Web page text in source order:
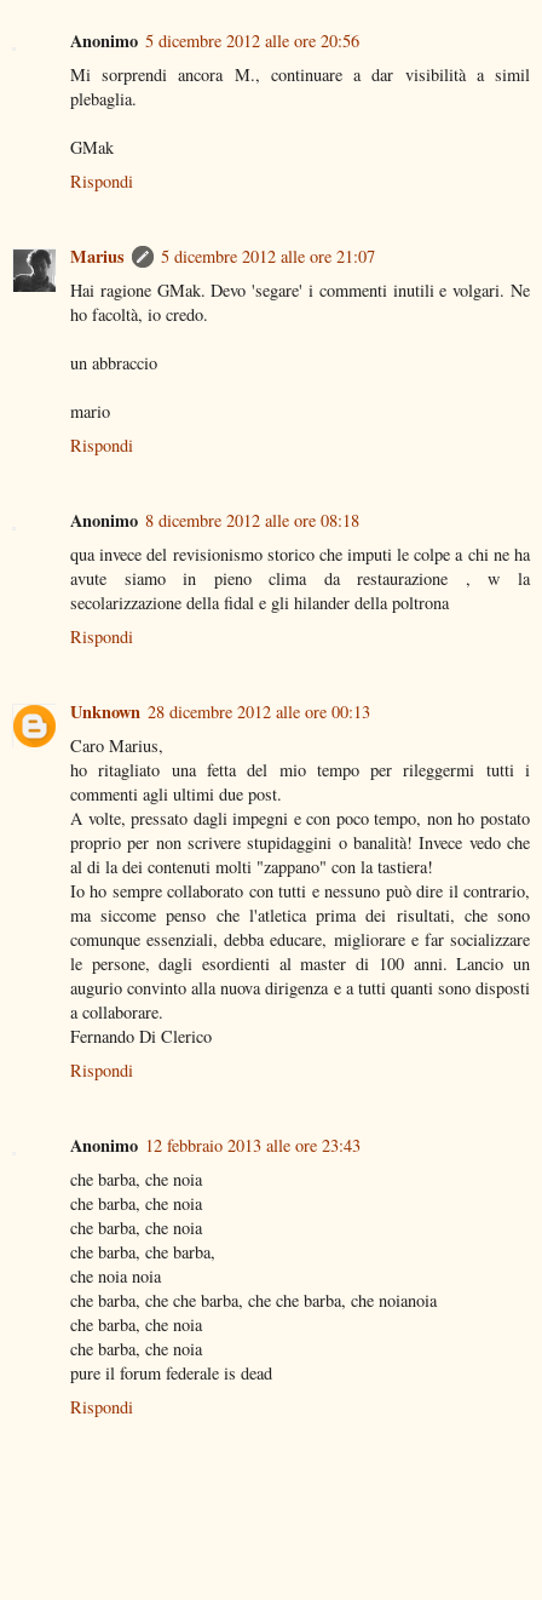
Anonimo 5 dicembre 2012 alle ore 20:56
Mi sorprendi ancora M., continuare a dar visibilità a simil
plebaglia.
GMak
Rispondi
Marius
5 dicembre 2012 alle ore 21:07
Hai ragione GMak. Devo 'segare' i commenti inutili e volgari. Ne
ho facoltà, io credo.
un abbraccio
mario
Rispondi
Anonimo 8 dicembre 2012 alle ore 08:18
qua invece del revisionismo storico che imputi le colpe a chi ne ha
avute siamo in pieno clima da restaurazione , w la
secolarizzazione della fidal e gli hilander della poltrona
Rispondi
Unknown 28 dicembre 2012 alle ore 00:13
Caro Marius,
ho ritagliato una fetta del mio tempo per rileggermi tutti i
commenti agli ultimi due post.
A volte, pressato dagli impegni e con poco tempo, non ho postato
proprio per non scrivere stupidaggini o banalità! Invece vedo che
al di la dei contenuti molti "zappano" con la tastiera!
Io ho sempre collaborato con tutti e nessuno può dire il contrario,
ma siccome penso che l'atletica prima dei risultati, che sono
comunque essenziali, debba educare, migliorare e far socializzare
le persone, dagli esordienti al master di 100 anni. Lancio un
augurio convinto alla nuova dirigenza e a tutti quanti sono disposti
a collaborare.
Fernando Di Clerico
Rispondi
Anonimo 12 febbraio 2013 alle ore 23:43
che barba, che noia
che barba, che noia
che barba, che noia
che barba, che barba,
che noia noia
che barba, che che barba, che che barba, che noianoia
che barba, che noia
che barba, che noia
pure il forum federale is dead
Rispondi